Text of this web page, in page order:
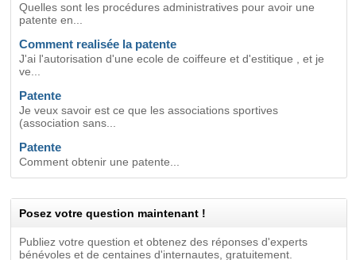
Quelles sont les procédures administratives pour avoir une
patente en...
Comment realisée la patente
J'ai l'autorisation d'une ecole de coiffeure et d'estitique , et je
ve...
Patente
Je veux savoir est ce que les associations sportives
(association sans...
Patente
Comment obtenir une patente...
Posez votre question maintenant !
Publiez votre question et obtenez des réponses d'experts
bénévoles et de centaines d'internautes, gratuitement.